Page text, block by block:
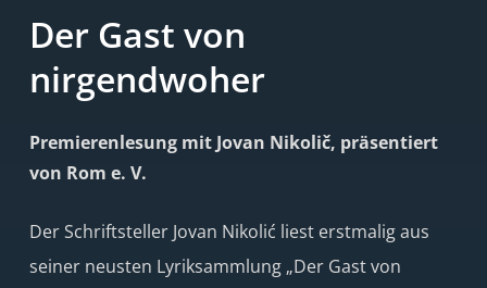
Der Gast von
nirgendwoher
Premierenlesung mit Jovan Nikolič, präsentiert
von Rom e. V.
Der Schriftsteller Jovan Nikolić liest erstmalig aus
seiner neusten Lyriksammlung „Der Gast von